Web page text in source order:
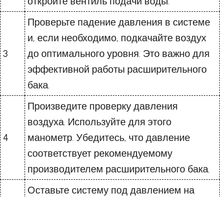
3
Проверьте падение давления в системе
и, если необходимо, подкачайте воздух
до оптимального уровня. Это важно для
эффективной работы расширительного
бака.
4
Произведите проверку давления
воздуха. Используйте для этого
манометр. Убедитесь, что давление
соответствует рекомендуемому
производителем расширительного бака.
Оставьте систему под давлением на